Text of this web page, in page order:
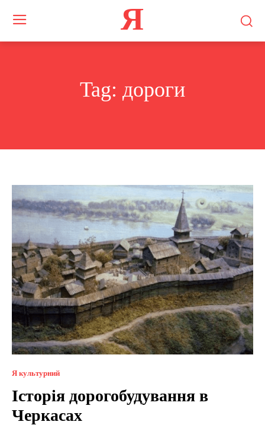
Я
Tag: дороги
Я культурний
Історія дорогобудування в
Черкасах